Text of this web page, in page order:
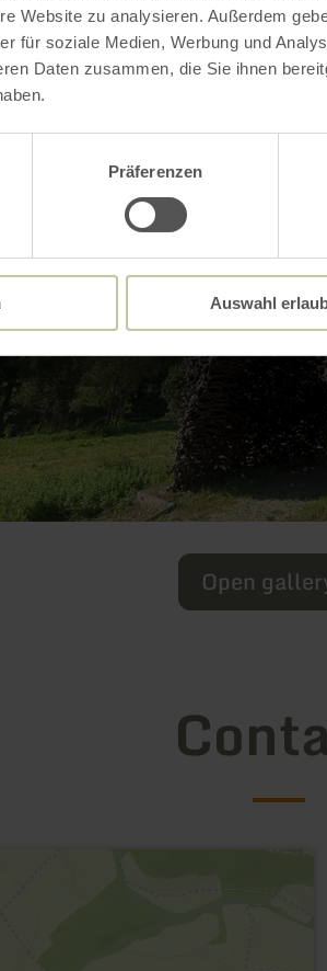
Website zu analysieren. Außerdem
für soziale Medien, Werbung und
Daten zusammen, die Sie ihnen
Präferenzen
Auswahl
Open